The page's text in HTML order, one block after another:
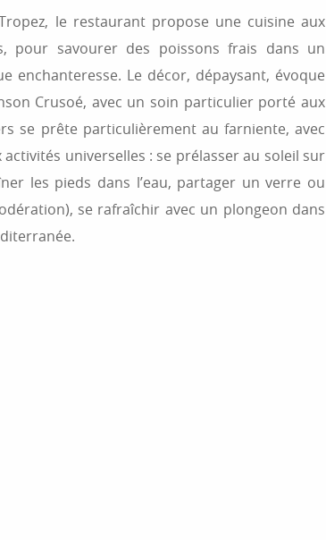
le restaurant propose une cuisine aux
pour savourer des poissons frais dans un
enchanteresse. Le décor, dépaysant, évoque
Crusoé, avec un soin particulier porté aux
se prête particulièrement au farniente, avec
universelles : se prélasser au soleil sur
les pieds dans l’eau, partager un verre ou
se rafraîchir avec un plongeon dans